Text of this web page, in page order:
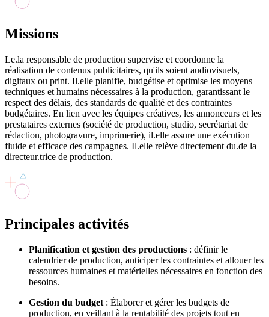
Missions
Le.la responsable de production supervise et coordonne la
réalisation de contenus publicitaires, qu'ils soient audiovisuels,
digitaux ou print. Il.elle planifie, budgétise et optimise les moyens
techniques et humains nécessaires à la production, garantissant le
respect des délais, des standards de qualité et des contraintes
budgétaires. En lien avec les équipes créatives, les annonceurs et les
prestataires externes (société de production, studio, secrétariat de
rédaction, photogravure, imprimerie), il.elle assure une exécution
fluide et efficace des campagnes. Il.elle relève directement du.de la
directeur.trice de production.
Principales activités
Planification et gestion des productions : définir le
calendrier de production, anticiper les contraintes et allouer les
ressources humaines et matérielles nécessaires en fonction des
besoins.
Gestion du budget : Élaborer et gérer les budgets de
production, en veillant à la rentabilité des projets tout en